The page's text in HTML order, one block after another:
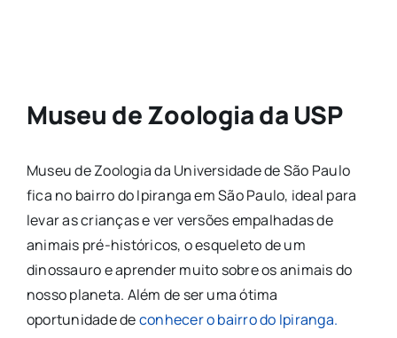
Museu de Zoologia da USP
Museu de Zoologia da Universidade de São Paulo
fica no bairro do Ipiranga em São Paulo, ideal para
levar as crianças e ver versões empalhadas de
animais pré-históricos, o esqueleto de um
dinossauro e aprender muito sobre os animais do
nosso planeta. Além de ser uma ótima
oportunidade deconhecer o bairro do Ipiranga.